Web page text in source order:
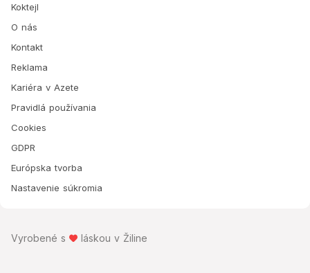
Koktejl
O nás
Kontakt
Reklama
Kariéra v Azete
Pravidlá používania
Cookies
GDPR
Európska tvorba
Nastavenie súkromia
Vyrobené s láskou v Žiline